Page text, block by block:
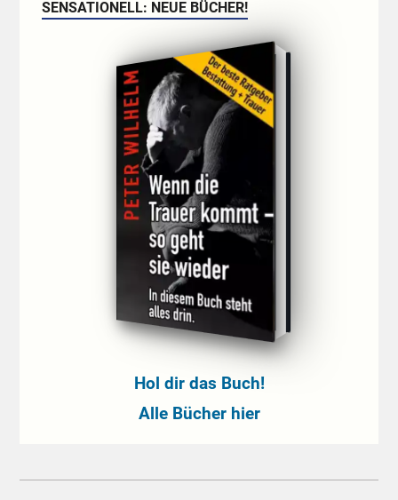
SENSATIONELL: NEUE BÜCHER!
Hol dir das Buch!
Alle Bücher hier